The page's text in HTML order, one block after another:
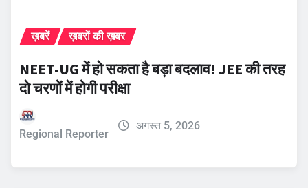
ख़बरें ख़बरों की ख़बर
NEET-UG में हो सकता है बड़ा बदलाव! JEE की तरह
दो चरणों में होगी परीक्षा
Regional Reporter
अगस्त 5, 2026